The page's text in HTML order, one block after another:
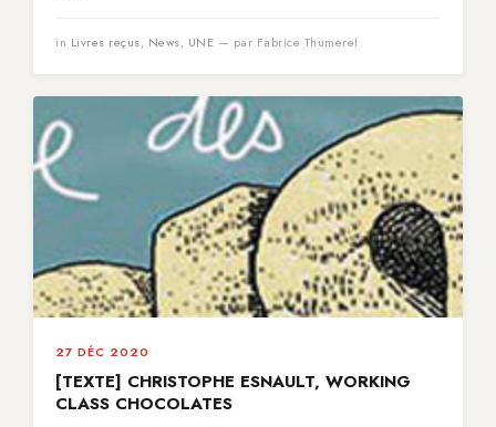
in Livres reçus, News, UNE — par Fabrice Thumerel
27 DÉC 2020
[TEXTE] CHRISTOPHE ESNAULT, WORKING
CLASS CHOCOLATES